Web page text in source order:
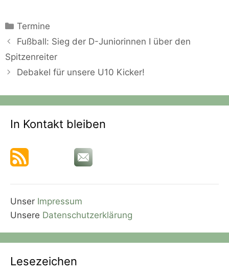
Kategorien
Termine
Fußball: Sieg der D-Juniorinnen I über den
Spitzenreiter
Debakel für unsere U10 Kicker!
In Kontakt bleiben
Unser Impressum
Unsere Datenschutzerklärung
Lesezeichen